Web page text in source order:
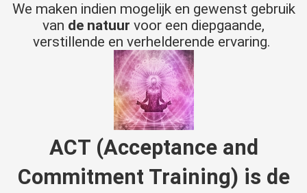
We maken indien mogelijk en gewenst gebruik
van de natuur voor een diepgaande,
verstillende en verhelderende ervaring.
ACT(Acceptance and
Commitment Training) is de